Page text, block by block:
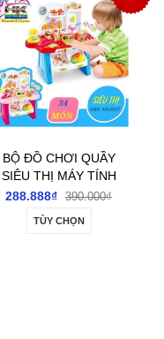
BỘ ĐỒ CHƠI QUẦY
SIÊU THỊ MÁY TÍNH
TIỀN KÈM XE ĐẨY
288.888₫ 390.000₫
TÙY CHỌN